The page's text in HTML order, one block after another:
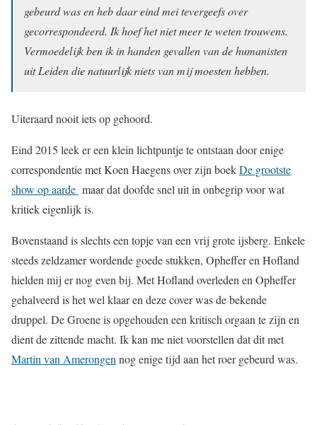
gebeurd was en heb daar eind mei tevergeefs over
gecorrespondeerd. Ik hoef het niet meer te weten trouwens.
Vermoedelijk ben ik in handen gevallen van de humanisten
uit Leiden die natuurlijk niets van mij moesten hebben.
Uiteraard nooit iets op gehoord.
Eind 2015 leek er een klein lichtpuntje te ontstaan door enige
correspondentie met Koen Haegens over zijn boekDe grootste
show op aarde maar dat doofde snel uit in onbegrip voor wat
kritiek eigenlijk is.
Bovenstaand is slechts een topje van een vrij grote ijsberg. Enkele
steeds zeldzamer wordende goede stukken, Opheffer en Hofland
hielden mij er nog even bij. Met Hofland overleden en Opheffer
gehalveerd is het wel klaar en deze cover was de bekende
druppel. De Groene is opgehouden een kritisch orgaan te zijn en
dient de zittende macht. Ik kan me niet voorstellen dat dit met
Martin van Amerongen nog enige tijd aan het roer gebeurd was.